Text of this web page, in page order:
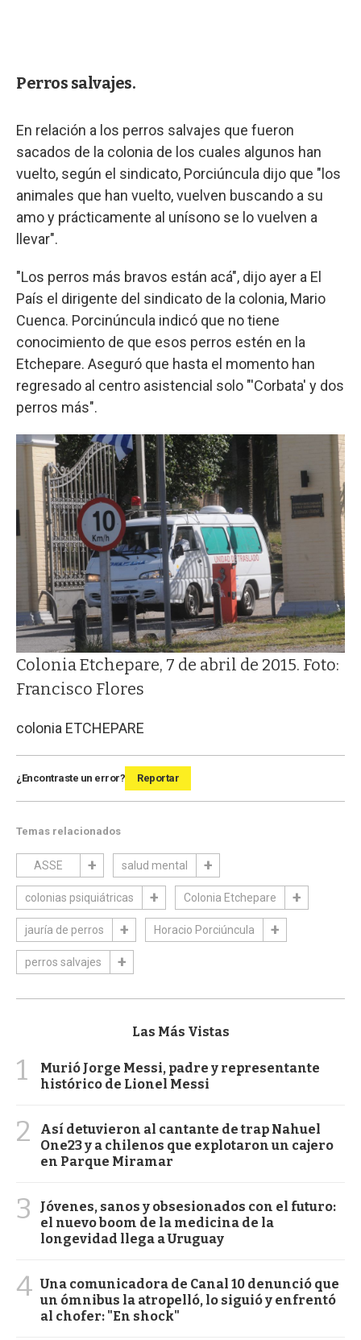
Perros salvajes.
En relación a los perros salvajes que fueron
sacados de la colonia de los cuales algunos han
vuelto, según el sindicato, Porciúncula dijo que "los
animales que han vuelto, vuelven buscando a su
amo y prácticamente al unísono se lo vuelven a
llevar".
"Los perros más bravos están acá", dijo ayer a El
País el dirigente del sindicato de la colonia, Mario
Cuenca. Porcinúncula indicó que no tiene
conocimiento de que esos perros estén en la
Etchepare. Aseguró que hasta el momento han
regresado al centro asistencial solo "'Corbata' y dos
perros más".
Colonia Etchepare, 7 de abril de 2015. Foto:
Francisco Flores
colonia ETCHEPARE
¿Encontraste un error? Reportar
Temas relacionados
ASSE salud mental
colonias psiquiátricas Colonia Etchepare
jauría de perros Horacio Porciúncula
perros salvajes
Las Más Vistas
1
Murió Jorge Messi, padre y representante
histórico de Lionel Messi
2
Así detuvieron al cantante de trap Nahuel
One23 y a chilenos que explotaron un cajero
en Parque Miramar
3
Jóvenes, sanos y obsesionados con el futuro:
el nuevo boom de la medicina de la
longevidad llega a Uruguay
4 Una comunicadora de Canal 10 denunció que
un ómnibus la atropelló, lo siguió y enfrentó
al chofer: "En shock"